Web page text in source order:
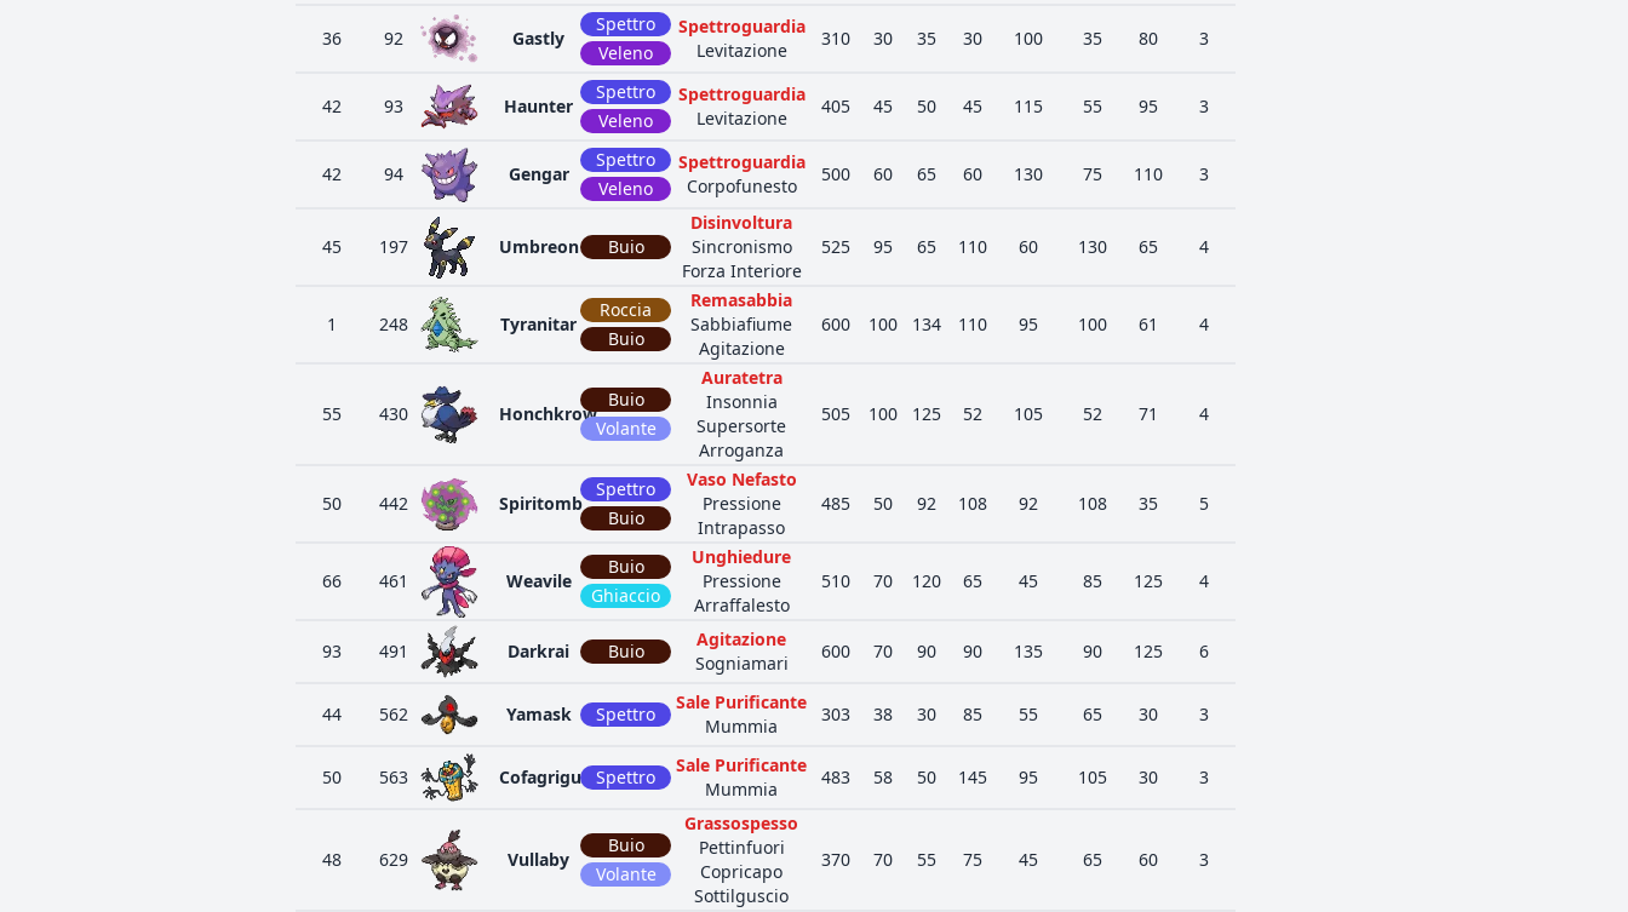
36 92 Gastly
Spettro
Veleno
Spettroguardia
Levitazione
310 30 35 30 100 35 80 3
42 93 Haunter
Spettro
Veleno
Spettroguardia
Levitazione
405 45 50 45 115 55 95 3
42 94 Gengar
Spettro
Veleno
Spettroguardia
Corpofunesto
500 60 65 60 130 75 110 3
45 197 Umbreon Buio
Disinvoltura
Sincronismo
Forza Interiore
525 95 65 110 60 130 65 4
1 248 Tyranitar
Roccia
Buio
Remasabbia
Sabbiafiume
Agitazione
600 100 134 110 95 100 61 4
55 430 Honchkrow
Buio
Volante
Auratetra
Insonnia
Supersorte
Arroganza
505 100 125 52 105 52 71 4
50 442 Spiritomb
Spettro
Buio
Vaso Nefasto
Pressione
Intrapasso
485 50 92 108 92 108 35 5
66 461 Weavile
Buio
Ghiaccio
Unghiedure
Pressione
Arraffalesto
510 70 120 65 45 85 125 4
93 491 Darkrai Buio
Agitazione
Sogniamari
600 70 90 90 135 90 125 6
44 562 Yamask Spettro
Sale Purificante
Mummia
303 38 30 85 55 65 30 3
50 563 Cofagrigus Spettro
Sale Purificante
Mummia
483 58 50 145 95 105 30 3
48 629 Vullaby
Buio
Volante
Grassospesso
Pettinfuori
Copricapo
Sottilguscio
370 70 55 75 45 65 60 3